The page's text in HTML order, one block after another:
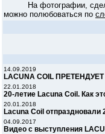
На фотографии,
можно полюбоваться по
14.09.2019
LACUNA COIL
22.01.2018
20-летие Lacuna Coil. Как
20.01.2018
Lacuna Coil отпраздновали
04.09.2017
Видео с выступления